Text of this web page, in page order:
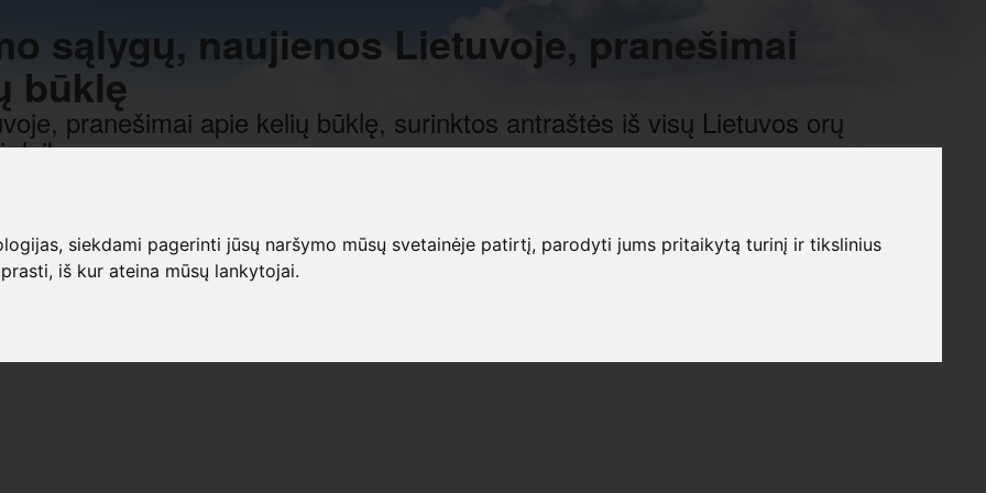
siekdami pagerinti jūsų naršymo mūsų svetainėje patirtį, parodyti jums pritaikytą turinį ir tikslinius
iš kur ateina mūsų lankytojai.
sąlygų, naujienos Lietuvoje, pranešimai
būklę
pranešimai apie kelių būklę, surinktos antraštės iš visų Lietuvos orų
laiką.